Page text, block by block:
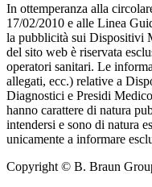
In ottemperanza alla
17/02/2010 e alle Linea
la pubblicità sui Dispositivi
del sito web è riservata
operatori sanitari. Le
allegati, ecc.) relative a
Diagnostici e Presidi
hanno carattere di natura
intendersi e sono di natura
unicamente a informare
Copyright © B. Braun